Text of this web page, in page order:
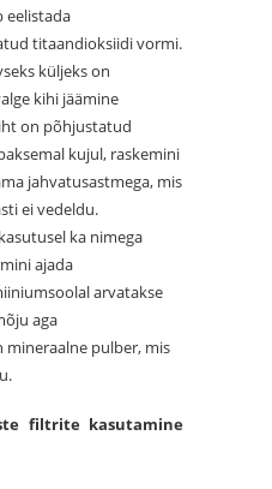
eelistada
titaandioksiidi vormi.
küljeks on
kihi jäämine
on põhjustatud
kujul, raskemini
jahvatusastmega, mis
ei vedeldu.
ka nimega
ajada
arvatakse
aga
pulber, mis
filtrite kasutamine